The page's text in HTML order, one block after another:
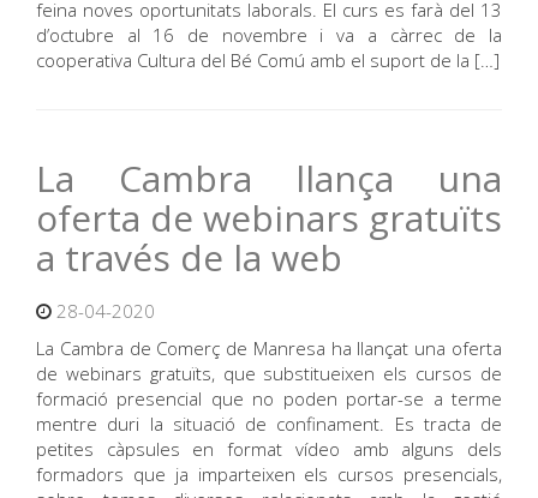
feina noves oportunitats laborals. El curs es farà del 13
d’octubre al 16 de novembre i va a càrrec de la
cooperativa Cultura del Bé Comú amb el suport de la […]
La Cambra llança una
oferta de webinars gratuïts
a través de la web
28-04-2020
La Cambra de Comerç de Manresa ha llançat una oferta
de webinars gratuïts, que substitueixen els cursos de
formació presencial que no poden portar-se a terme
mentre duri la situació de confinament. Es tracta de
petites càpsules en format vídeo amb alguns dels
formadors que ja imparteixen els cursos presencials,